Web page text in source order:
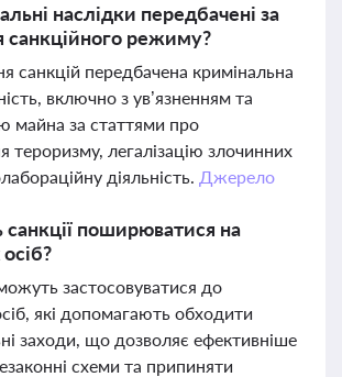
наслідки передбачені за
санкційного режиму?
санкцій передбачена кримінальна
включно з ув’язненням та
майна за статтями про
тероризму, легалізацію злочинних
діяльність. Джерело
поширюватися на
застосовуватися до
які допомагають обходити
заходи, що дозволяє ефективніше
схеми та припиняти